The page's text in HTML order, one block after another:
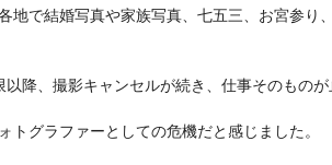
で結婚写真や家族写真、七五三、お宮参り
、撮影キャンセルが続き、仕事そのものが
グラファーとしての危機だと感じました。